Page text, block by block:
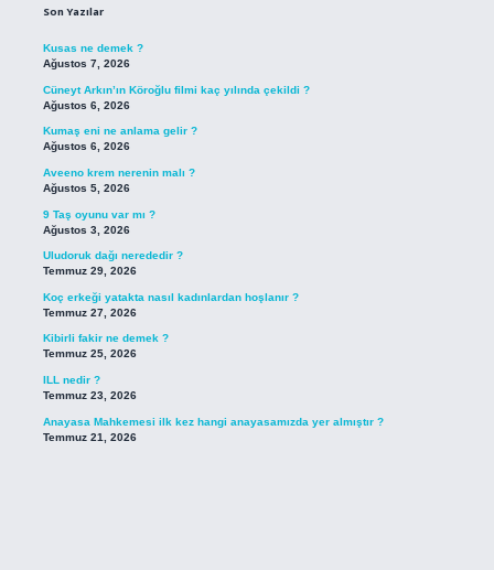
Son Yazılar
Kusas ne demek ?
Ağustos 7, 2026
Cüneyt Arkın’ın Köroğlu filmi kaç yılında çekildi ?
Ağustos 6, 2026
Kumaş eni ne anlama gelir ?
Ağustos 6, 2026
Aveeno krem nerenin malı ?
Ağustos 5, 2026
9 Taş oyunu var mı ?
Ağustos 3, 2026
Uludoruk dağı nerededir ?
Temmuz 29, 2026
Koç erkeği yatakta nasıl kadınlardan hoşlanır ?
Temmuz 27, 2026
Kibirli fakir ne demek ?
Temmuz 25, 2026
ILL nedir ?
Temmuz 23, 2026
Anayasa Mahkemesi ilk kez hangi anayasamızda yer almıştır ?
Temmuz 21, 2026